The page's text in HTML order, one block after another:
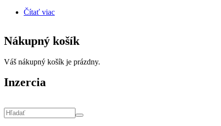
Čítať viac
Nákupný košík
Váš nákupný košík je prázdny.
Inzercia